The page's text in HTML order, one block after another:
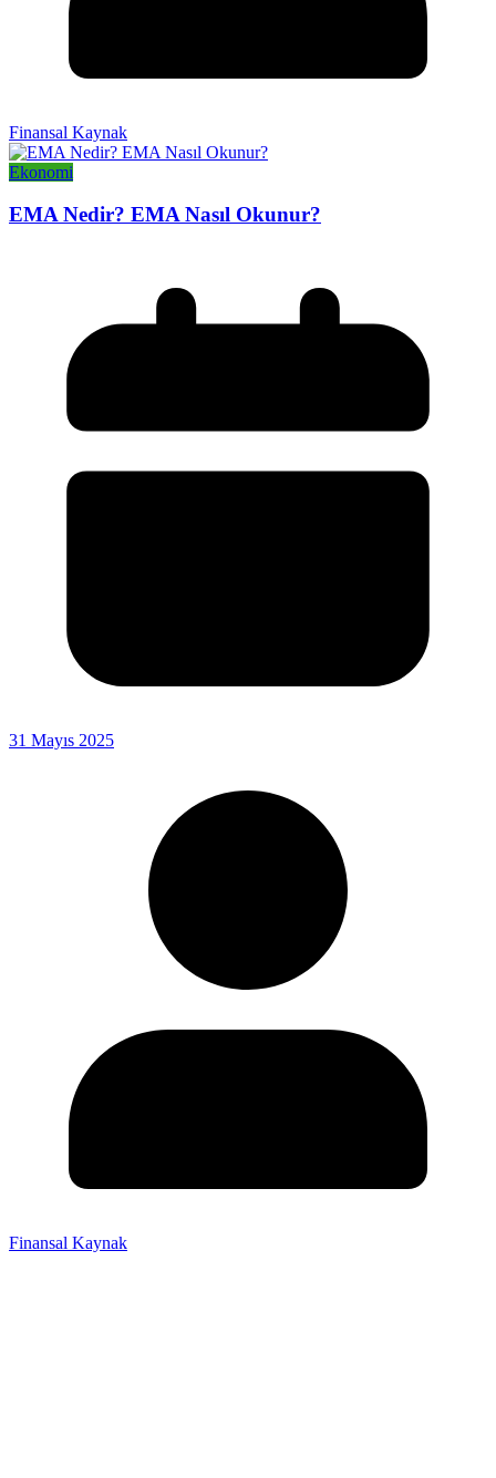
Finansal Kaynak
Ekonomi
EMA Nedir? EMA Nasıl Okunur?
31 Mayıs 2025
Finansal Kaynak